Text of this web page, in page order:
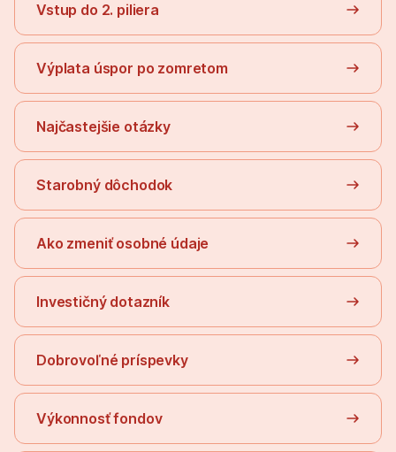
Vstup do 2. piliera
Výplata úspor po zomretom
Najčastejšie otázky
Starobný dôchodok
Ako zmeniť osobné údaje
Investičný dotazník
Dobrovoľné príspevky
Výkonnosť fondov